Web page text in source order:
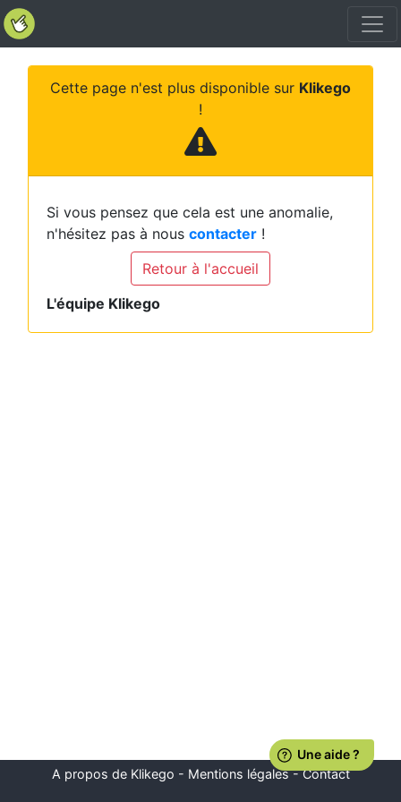
Cette page n'est plus disponible sur Klikego
!
Si vous pensez que cela est une anomalie,
n'hésitez pas à nous contacter !
Retour à l'accueil
L'équipe Klikego
A propos de Klikego - Mentions légales-Contact